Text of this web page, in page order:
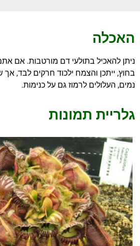
האכלה
ניתן להאכיל בתולעי דם מורטבות. אם
בחוץ, ייתכן והצמח ילכוד חרקים לבד, אך
נמים, העלולים לרמוז גם על כנימות.
גלריית תמונות